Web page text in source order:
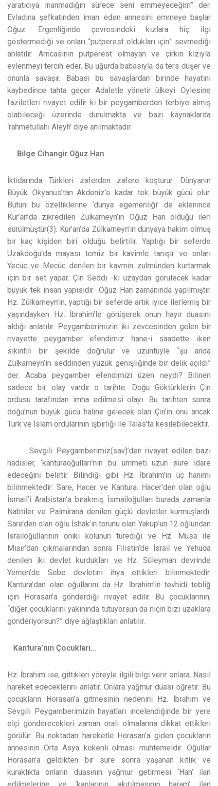
yaratıcıya inanmadığın sürece seni emmeyeceğim” der.
Evladına şefkatinden iman eden annesini emmeye başlar
Oğuz. Ergenliğinde çevresindeki kızlara hiç ilgi
göstermediği ve onları “putperest oldukları için” sevmediği
anlatılır. Amcasının putperest olmayan ve çirkin kızıyla
evlenmeyi tercih eder. Bu uğurda babasıyla da ters düşer ve
onunla savaşır. Babası bu savaşlardan birinde hayatını
kaybedince tahta geçer. Adaletle yönetir ülkeyi. Öylesine
faziletleri rivayet edilir ki bir peygamberden terbiye almış
olabileceği üzerinde durulmakta ve bazı kaynaklarda
‘rahmetullahi Aleyh’ diye anılmaktadır.
Bilge Cihangir Oğuz Han
İktidarında Türkleri zaferden zafere koşturur. Dünyanın
Büyük Okyanus’tan Akdeniz’e kadar tek büyük gücü olur.
Bütün bu özelliklerine ‘dünya egemenliği’ de eklenince
Kur’an’da zikredilen Zülkarneyn’in Oğuz Han olduğu ileri
sürülmüştür(3). Kur’an’da Zülkarneyn’in dünyaya hakim olmuş
bir kaç kişiden biri olduğu belirtilir. Yaptığı bir seferde
Uzakdoğu’da mayası temiz bir kavimle tanışır ve onları
Yecüc ve Mecüc denilen bir kavmin zulmünden kurtarmak
için bir set yapar. Çin Seddi -ki uzaydan görülecek kadar
büyük tek insan yapısıdır- Oğuz Han zamanında yapılmıştır.
Hz. Zülkarneyn’in, yaptığı bir seferde artık iyice ilerlemiş bir
yaşındayken Hz. İbrahim’le görüşerek onun hayır duasını
aldığı anlatılır. Peygamberimizin iki zevcesinden gelen bir
rivayette peygamber efendimiz hane-i saadette iken
sıkıntılı bir şekilde doğrulur ve üzüntüyle “şu anda
Zülkarneyn’in seddinden yüzük genişliğinde bir delik açıldı”
der. Acaba peygamber efendimizi üzen neydi? Bilinen
sadece bir olay vardır o tarihte: Doğu Göktürklerin Çin
ordusu tarafından imha edilmesi olayı. Bu tarihten sonra
doğu’nun büyük gücü haline gelecek olan Çin’in önü ancak
Türk ve İslam ordularının işbirliği ile Talas’ta kesilebilecektir.
Sevgili Peygamberimiz(sav)’den rivayet edilen bazı
hadisler, ‘kanturaoğulları’nın bu ümmeti uzun süre idare
edeceğini belirtir. Bilindiği gibi Hz. İbrahim’in üç hanımı
bilinmektedir: Sare, Hacer ve Kantura. Hacer’den olan oğlu
İsmail’i Arabistan’a bırakmış İsmailoğulları burada zamanla
Nabtiler ve Palmirana denilen güçlü devletler kurmuşlardı.
Sare’den olan oğlu İshak’ın torunu olan Yakup’un 12 oğlundan
İsrailoğullarının oniki kolunun türediği ve Hz. Musa ile
Mısır’dan çıkmalarından sonra Filistin’de İsrail ve Yehuda
denilen iki devlet kurdukları ve Hz. Süleyman devrinde
Yemen’de Sebe devletini ihya ettikleri bilinmektedir.
Kantura’dan olan oğullarını da Hz. İbrahim’in tevhidi tebliğ
için Horasan’a gönderdiği rivayet edilir. Bu çocuklarının;
“diğer çocuklarını yakınında tutuyorsun da niçin bizi uzaklara
gönderiyorsun?” diye ağlaştıkları anlatılır.
Kantura’nın Çocukları…
Hz. İbrahim ise, gittikleri yöreyle ilgili bilgi verir onlara. Nasıl
hareket edeceklerini anlatır. Onlara yağmur duası öğretir. Bu
çocukların Horasan’a gitmesinin nedenini Hz. İbrahim ve
Sevgili Peygamberimizin hayatları incelendiğinde bir yere
elçi gönderecekleri zaman oralı olmalarına dikkat ettikleri
görülür. Bu noktadan hareketle Horasan’a giden çocukların
annesinin Orta Asya kökenli olması muhtemeldir. Oğullar
Horasan’a geldikten bir süre sonra yaşanan kıtlık ve
kuraklıkta onların duasının yağmur getirmesi ‘Han’ ilan